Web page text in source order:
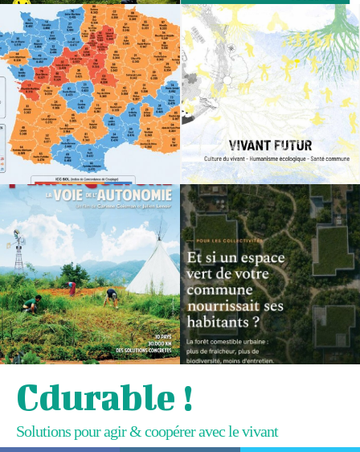
Cdurable !
Solutions pour agir & coopérer avec le vivant